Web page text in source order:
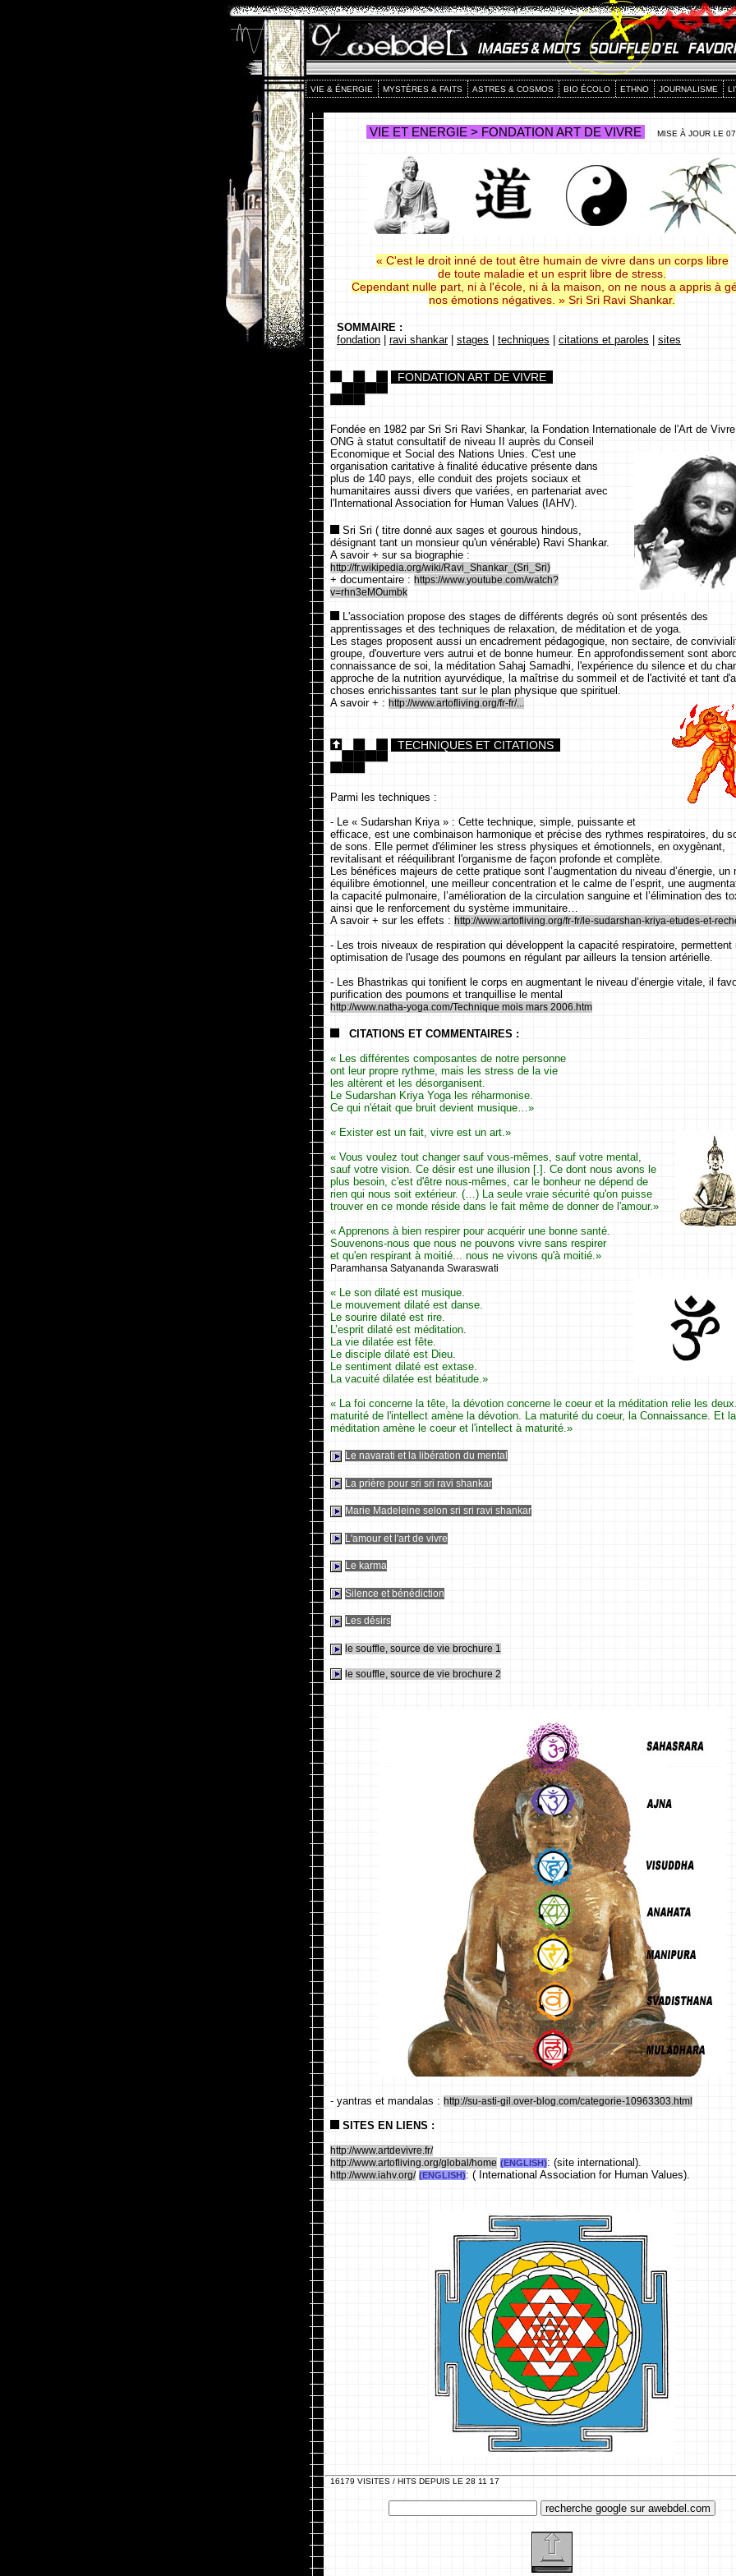
VIE & ÉNERGIE MYSTÈRES & FAITS ASTRES & COSMOS BIO ÉCOLO ETHNO JOURNALISME
VIE ET ENERGIE > FONDATION ART DE VIVRE MISE À JOUR LE
« C'est le droit inné de tout être humain de vivre dans un corps libre
de toute maladie et un esprit libre de stress.
Cependant nulle part, ni à l'école, ni à la maison, on ne nous a appris à
nos émotions négatives. » Sri Sri Ravi Shankar.
SOMMAIRE :
fondation
ravi shankar| stages techniques citations et paroles sites
FONDATION ART DE VIVRE
Fondée en 1982 par Sri Sri Ravi Shankar, la Fondation Internationale de l'Art de
ONG à statut consultatif de niveau II auprès du Conseil
Economique et Social des Nations Unies. C'est une
organisation caritative à finalité éducative présente dans
plus de 140 pays, elle conduit des projets sociaux et
humanitaires aussi divers que variées, en partenariat avec
l'International Association for Human Values (IAHV).
Sri Sri ( titre donné aux sages et gourous hindous,
désignant tant un monsieur qu'un vénérable) Ravi Shankar.
A savoir + sur sa biographie :
http://fr.wikipedia.org/wiki/Ravi_Shankar_(Sri_Sri)
+ documentaire : https://www.youtube.com/watch?
v=rhn3eMOumbk
L'association propose des stages de différents degrés où sont présentés des
apprentissages et des techniques de relaxation, de méditation et de yoga.
Les stages proposent aussi un encadrement pédagogique, non sectaire, de
groupe, d'ouverture vers autrui et de bonne humeur. En approfondissement sont
connaissance de soi, la méditation Sahaj Samadhi, l'expérience du silence et du
approche de la nutrition ayurvédique, la maîtrise du sommeil et de l'activité et tant
choses enrichissantes tant sur le plan physique que spirituel.
A savoir + : http://www.artofliving.org/fr-fr/...
TECHNIQUES ET CITATIONS
Parmi les techniques :
- Le « Sudarshan Kriya » : Cette technique, simple, puissante et
efficace, est une combinaison harmonique et précise des rythmes respiratoires, du
de sons. Elle permet d'éliminer les stress physiques et émotionnels, en oxygènant,
revitalisant et rééquilibrant l'organisme de façon profonde et complète.
Les bénéfices majeurs de cette pratique sont l’augmentation du niveau d’énergie, un
équilibre émotionnel, une meilleur concentration et le calme de l’esprit, une
la capacité pulmonaire, l’amélioration de la circulation sanguine et l’élimination des
ainsi que le renforcement du système immunitaire…
A savoir + sur les effets : http://www.artofliving.org/fr-fr/le-sudarshan-kriya-etudes-et-
- Les trois niveaux de respiration qui développent la capacité respiratoire, permettent
optimisation de l'usage des poumons en régulant par ailleurs la tension artérielle.
- Les Bhastrikas qui tonifient le corps en augmentant le niveau d’énergie vitale, il
purification des poumons et tranquillise le mental
http://www.natha-yoga.com/Technique mois mars 2006.htm
CITATIONS ET COMMENTAIRES :
« Les différentes composantes de notre personne
ont leur propre rythme, mais les stress de la vie
les altèrent et les désorganisent.
Le Sudarshan Kriya Yoga les réharmonise.
Ce qui n'était que bruit devient musique…»
« Exister est un fait, vivre est un art.»
« Vous voulez tout changer sauf vous-mêmes, sauf votre mental,
sauf votre vision. Ce désir est une illusion [.]. Ce dont nous avons le
plus besoin, c'est d'être nous-mêmes, car le bonheur ne dépend de
rien qui nous soit extérieur. (…) La seule vraie sécurité qu'on puisse
trouver en ce monde réside dans le fait même de donner de l'amour.»
« Apprenons à bien respirer pour acquérir une bonne santé.
Souvenons-nous que nous ne pouvons vivre sans respirer
et qu'en respirant à moitié... nous ne vivons qu'à moitié.»
Paramhansa Satyananda Swaraswati
« Le son dilaté est musique.
Le mouvement dilaté est danse.
Le sourire dilaté est rire.
L’esprit dilaté est méditation.
La vie dilatée est fête.
Le disciple dilaté est Dieu.
Le sentiment dilaté est extase.
La vacuité dilatée est béatitude.»
« La foi concerne la tête, la dévotion concerne le coeur et la méditation relie les
maturité de l'intellect amène la dévotion. La maturité du coeur, la Connaissance. Et la
méditation amène le coeur et l'intellect à maturité.»
Le navarati et la libération du mental
La prière pour sri sri ravi shankar
Marie Madeleine selon sri sri ravi shankar
L'amour et l'art de vivre
Le karma
Silence et bénédiction
Les désirs
le souffle, source de vie brochure 1
le souffle, source de vie brochure 2
- yantras et mandalas : http://su-asti-gil.over-blog.com/categorie-10963303.html
SITES EN LIENS :
http://www.artdevivre.fr/
http://www.artofliving.org/global/home (ENGLISH): (site international).
http://www.iahv.org/ (ENGLISH): ( International Association for Human Values).
16179 VISITES / HITS DEPUIS LE 28 11 17